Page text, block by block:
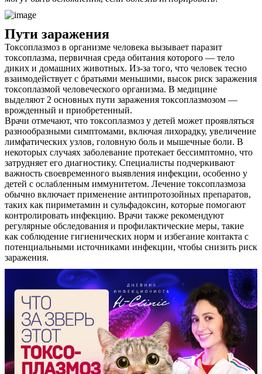
Пути заражения
Токсоплазмоз в организме человека вызывает паразит
токсоплазма, первичная среда обитания которого — тело
диких и домашних животных. Из-за того, что человек тесно
взаимодействует с братьями меньшими, высок риск заражения
токсоплазмой человеческого организма. В медицине
выделяют 2 основных пути заражения токсоплазмозом —
врожденный и приобретенный.
Врачи отмечают, что токсоплазмоз у детей может проявляться
разнообразными симптомами, включая лихорадку, увеличение
лимфатических узлов, головную боль и мышечные боли. В
некоторых случаях заболевание протекает бессимптомно, что
затрудняет его диагностику. Специалисты подчеркивают
важность своевременного выявления инфекции, особенно у
детей с ослабленным иммунитетом. Лечение токсоплазмоза
обычно включает применение антипротозойных препаратов,
таких как пириметамин и сульфадоксин, которые помогают
контролировать инфекцию. Врачи также рекомендуют
регулярные обследования и профилактические меры, такие
как соблюдение гигиенических норм и избегание контакта с
потенциальными источниками инфекции, чтобы снизить риск
заражения.